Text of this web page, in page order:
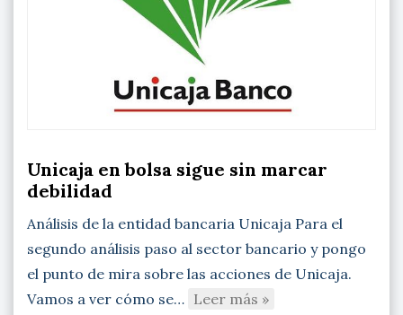
Unicaja en bolsa sigue sin marcar
debilidad
Análisis de la entidad bancaria Unicaja Para el
segundo análisis paso al sector bancario y pongo
el punto de mira sobre las acciones de Unicaja.
Vamos a ver cómo se… Leer más »